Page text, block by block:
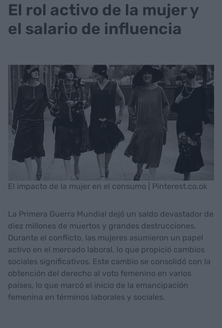
El rol activo de la mujer y
el salario de influencia
El impacto de la mujer en el consumo | Pinterest.co.ok
La Primera Guerra Mundial dejó un saldo devastador de
diez millones de muertos y grandes destrucciones.
Durante el conflicto, las mujeres asumieron un papel
activo en el mercado laboral, lo que propició cambios
sociales significativos. Este cambio se consolidó con la
obtención del derecho al voto femenino en varios
países, lo que marcó el inicio de la emancipación
femenina en términos laborales y sociales.